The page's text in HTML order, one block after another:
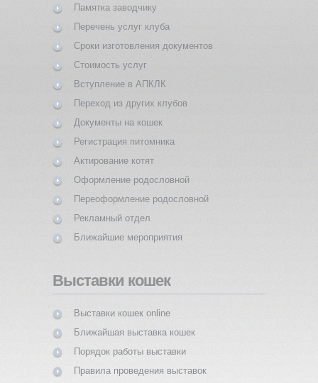
Памятка заводчику
Перечень услуг клуба
Сроки изготовления документов
Стоимость услуг
Вступление в АПКЛК
Переход из других клубов
Документы на кошек
Регистрация питомника
Актирование котят
Оформление родословной
Переоформление родословной
Рекламный отдел
Ближайшие мероприятия
Выставки кошек
Выставки кошек online
Ближайшая выставка кошек
Порядок работы выставки
Правила проведения выставок